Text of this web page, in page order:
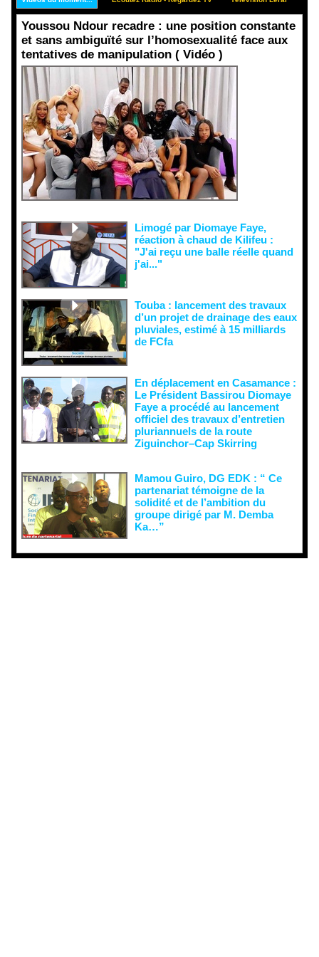
Youssou Ndour recadre : une position constante
et sans ambiguïté sur l’homosexualité face aux
tentatives de manipulation ( Vidéo )
Limogé par Diomaye Faye,
réaction à chaud de Kilifeu :
"J'ai reçu une balle réelle quand
j'ai..."
Touba : lancement des travaux
d’un projet de drainage des eaux
pluviales, estimé à 15 milliards
de FCfa ‎
En déplacement en Casamance :
Le Président Bassirou Diomaye
Faye a procédé au lancement
officiel des travaux d’entretien
pluriannuels de la route
Ziguinchor–Cap Skirring
Mamou Guiro, DG EDK : “ Ce
partenariat témoigne de la
solidité et de l’ambition du
groupe dirigé par M. Demba
Ka…”